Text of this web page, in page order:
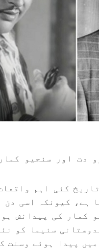
میں 09 جولائی : گرو دت
میں 09 جولائی کی تاریخ
ہے، کیونکہ اسی دن
کمار کی پیدائش
سنیما کو
1925 کو کرناٹک میں پیدا